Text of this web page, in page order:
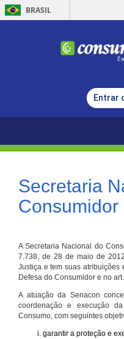
BRASIL
Entrar
Secretaria
Consumidor
A Secretaria Nacional do
7.738, de 28 de maio de
Justiça e tem suas atribuições
Defesa do Consumidor e no
A atuação da Senacon
coordenação e execução
Consumo, com seguintes
garantir a proteção e